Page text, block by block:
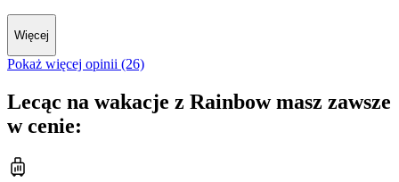
Więcej
Pokaż więcej opinii (26)
Lecąc na wakacje z Rainbow masz zawsze
w cenie: